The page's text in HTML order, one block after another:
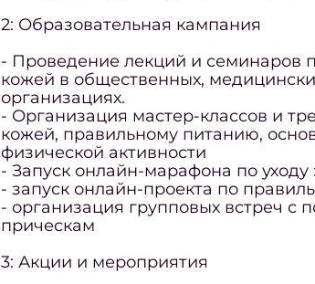
2: Образовательная кампания
- Проведение лекций и семинаров
кожей в общественных,
организациях.
- Организация мастер-классов и
кожей, правильному питанию,
физической активности
- Запуск онлайн-марафона по уходу
- запуск онлайн-проекта по
- организация групповых встреч с
прическам
3: Акции и мероприятия